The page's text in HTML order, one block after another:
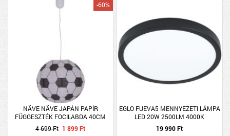
NÄVE NÄVE JAPÁN PAPÍR
FÜGGESZTÉK FOCILABDA 40CM
KEREK
-60%
4 699 Ft 1 899 Ft
EGLO FUEVA5 MENNYEZETI LÁMPA
LED 20W 2500LM 4000K
ÁTMÉRŐ:28,5CM FEKETE
19 990 Ft